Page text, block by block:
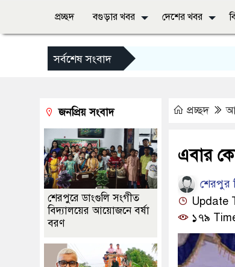
প্রচ্ছদ বগুড়ার খবর দেশের খবর
সর্বশেষ সংবাদ
প্রচ্ছদ
এবার
শেরপুর
Update
১৭৯
জনপ্রিয় সংবাদ
শেরপুরে ডাংগুলি সংগীত
বিদ্যালয়ের আয়োজনে বর্ষা
বরণ